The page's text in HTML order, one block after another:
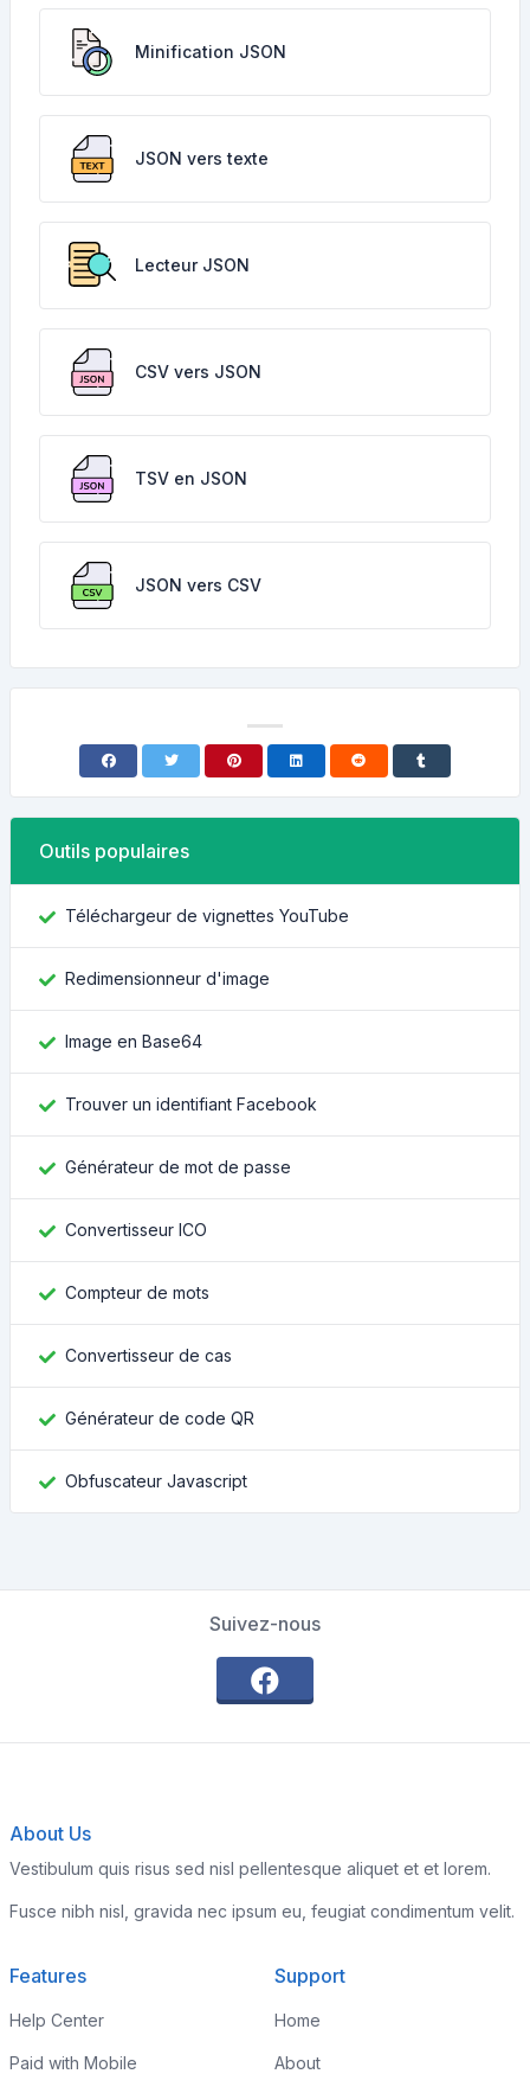
Minification JSON
JSON vers texte
Lecteur JSON
CSV vers JSON
TSV en JSON
JSON vers CSV
Outils populaires
Téléchargeur de vignettes YouTube
Redimensionneur d'image
Image en Base64
Trouver un identifiant Facebook
Générateur de mot de passe
Convertisseur ICO
Compteur de mots
Convertisseur de cas
Générateur de code QR
Obfuscateur Javascript
Suivez-nous
About Us
Vestibulum quis risus sed nisl pellentesque aliquet et et lorem.
Fusce nibh nisl, gravida nec ipsum eu, feugiat condimentum velit.
Features
Help Center
Paid with Mobile
Support
Home
About